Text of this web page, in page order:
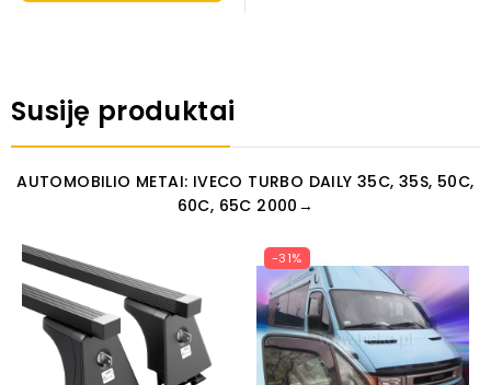
Susiję produktai
AUTOMOBILIO METAI: IVECO TURBO DAILY 35C, 35S, 50C,
60C, 65C 2000→
-31%